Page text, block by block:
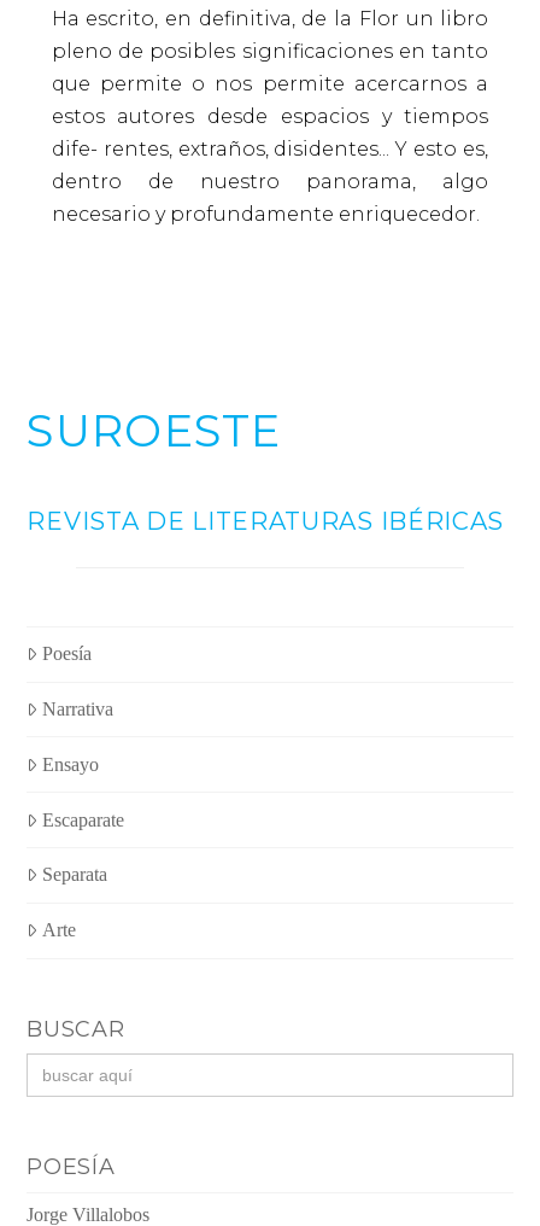
Ha escrito, en definitiva, de la Flor un libro
pleno de posibles significaciones en tanto
que permite o nos permite acercarnos a
estos autores desde espacios y tiempos
dife- rentes, extraños, disidentes... Y esto es,
dentro de nuestro panorama, algo
necesario y profundamente enriquecedor.
SUROESTE
REVISTA DE LITERATURAS IBÉRICAS
Poesía
Narrativa
Ensayo
Escaparate
Separata
Arte
BUSCAR
Buscar:
POESÍA
Jorge Villalobos